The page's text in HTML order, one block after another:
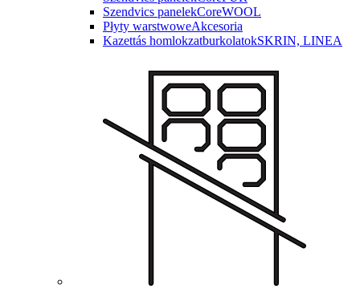
Szendvics panelekCoreWOOL
Płyty warstwoweAkcesoria
Kazettás homlokzatburkolatokSKRIN, LINEA